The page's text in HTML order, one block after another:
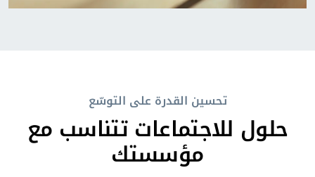
تحسين القدرة على التوسّع
حلول للاجتماعات تتناسب مع
مؤسستك